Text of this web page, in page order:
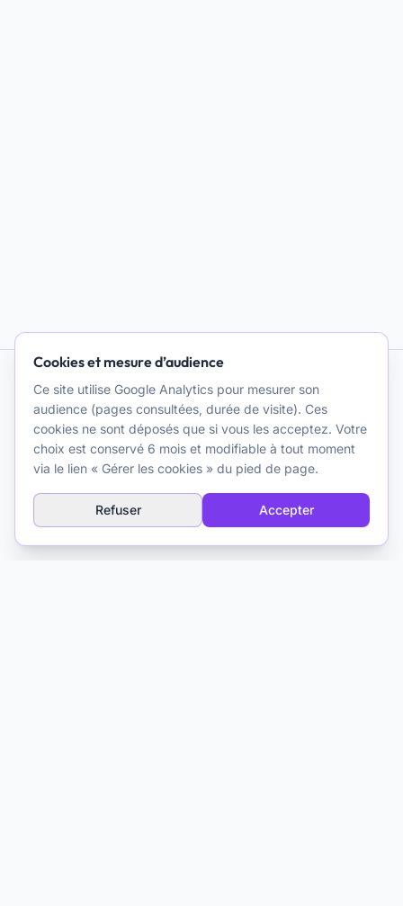
IA et Psychothérapie
Promouvoir une réflexion clinique et théorique de qualité sur
l'usage de l'intelligence artificielle à des fins
Explorer
Cookies et mesure d’audience
Ce site utilise Google Analytics pour mesurer son
audience (pages consultées, durée de visite). Ces
cookies ne sont déposés que si vous les acceptez. Votre
choix est conservé 6 mois et modifiable à tout moment
via le lien « Gérer les cookies » du pied de page.
Refuser Accepter